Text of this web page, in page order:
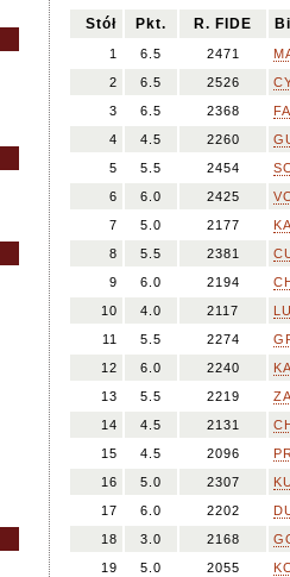
Stół Pkt. R. FIDE
1 6.5 2471
2
6.5 2526
3
6.5 2368
4
4.5 2260
5
5.5 2454
6
6.0 2425
7
5.0 2177
8
5.5 2381
9
6.0 2194
10
4.0 2117
11
5.5 2274
12
6.0 2240
13
5.5 2219
14
4.5 2131
15
4.5 2096
16
5.0 2307
17
6.0 2202
18
3.0 2168
19
5.0 2055